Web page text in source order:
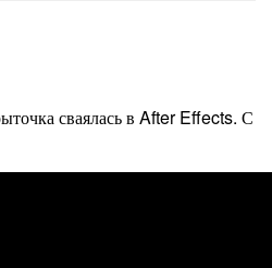
сваялась в After Effects. С